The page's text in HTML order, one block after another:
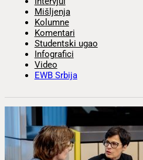
Mišljenja
Kolumne
Komentari
Studentski ugao
Infografici
Video
EWB Srbija